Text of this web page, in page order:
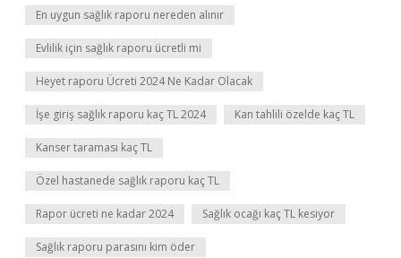
En uygun sağlık raporu nereden alınır
Evlilik için sağlık raporu ücretli mi
Heyet raporu Ücreti 2024 Ne Kadar Olacak
İşe giriş sağlık raporu kaç TL 2024 Kan tahlili özelde kaç TL
Kanser taraması kaç TL
Özel hastanede sağlık raporu kaç TL
Rapor ücreti ne kadar 2024 Sağlık ocağı kaç TL kesiyor
Sağlık raporu parasını kim öder